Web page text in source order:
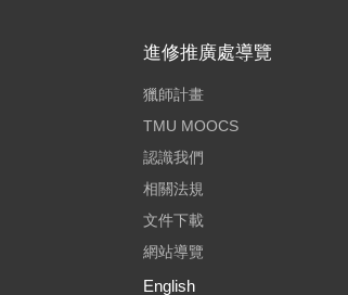
進修推廣處導覽
獵師計畫
TMU MOOCS
認識我們
相關法規
文件下載
網站導覽
English